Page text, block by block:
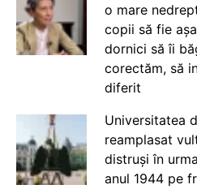
o mare
copii să fie
dornici să îi
corectăm, să
diferit
Universitatea
reamplasat
distruși în
anul 1944 pe